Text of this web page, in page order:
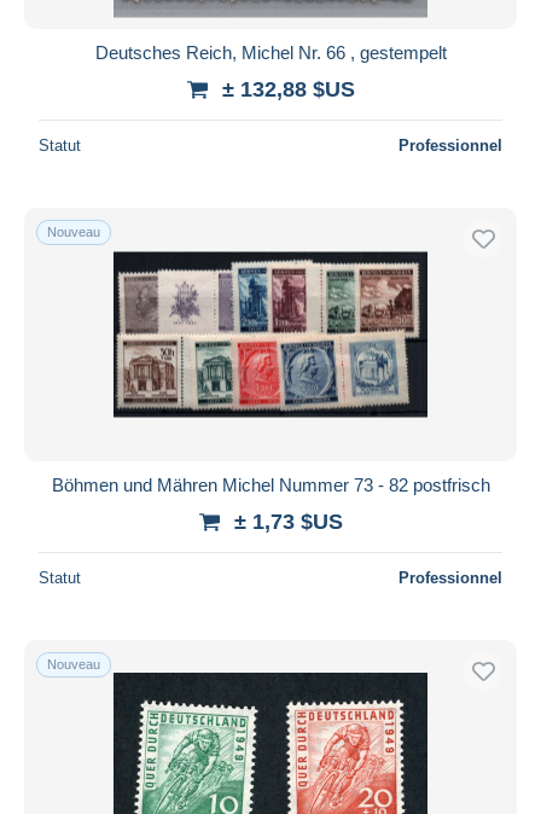
Deutsches Reich, Michel Nr. 66 , gestempelt
± 132,88 $US
Statut Professionnel
Nouveau
Böhmen und Mähren Michel Nummer 73 - 82 postfrisch
± 1,73 $US
Statut Professionnel
Nouveau